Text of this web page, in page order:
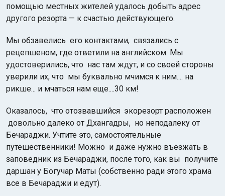
помощью местных жителей удалось добыть адрес
другого резорта — к счастью действующего.
Мы обзавелись его контактами, связались с
рецепшеном, где ответили на английском. Мы
удостоверились, что нас там ждут, и со своей стороны
уверили их, что мы буквально мчимся к ним.... на
рикше... и мчаться нам еще....30 км!
Оказалось, что отозвавшийся экорезорт расположен
довольно далеко от Дхангадры, но неподалеку от
Бечараджи. Учтите это, самостоятельные
путешественники! Можно и даже нужно въезжать в
заповедник из Бечараджи, после того, как вы получите
даршан у Богучар Маты (собственно ради этого храма
все в Бечараджи и едут).